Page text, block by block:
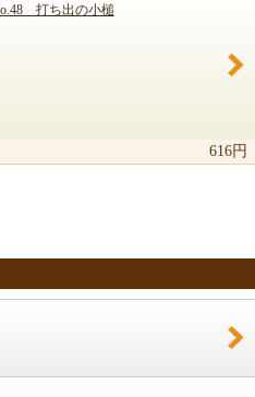
打ち出の小槌
616円